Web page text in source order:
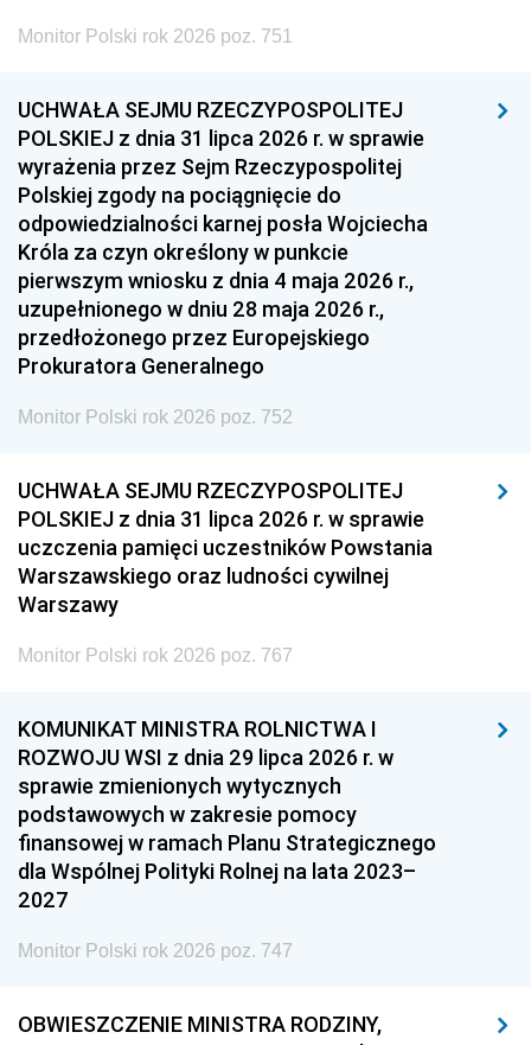
Monitor Polski rok 2026 poz. 751
UCHWAŁA SEJMU RZECZYPOSPOLITEJ
POLSKIEJ z dnia 31 lipca 2026 r. w sprawie
wyrażenia przez Sejm Rzeczypospolitej
Polskiej zgody na pociągnięcie do
odpowiedzialności karnej posła Wojciecha
Króla za czyn określony w punkcie
pierwszym wniosku z dnia 4 maja 2026 r.,
uzupełnionego w dniu 28 maja 2026 r.,
przedłożonego przez Europejskiego
Prokuratora Generalnego
Monitor Polski rok 2026 poz. 752
UCHWAŁA SEJMU RZECZYPOSPOLITEJ
POLSKIEJ z dnia 31 lipca 2026 r. w sprawie
uczczenia pamięci uczestników Powstania
Warszawskiego oraz ludności cywilnej
Warszawy
Monitor Polski rok 2026 poz. 767
KOMUNIKAT MINISTRA ROLNICTWA I
ROZWOJU WSI z dnia 29 lipca 2026 r. w
sprawie zmienionych wytycznych
podstawowych w zakresie pomocy
finansowej w ramach Planu Strategicznego
dla Wspólnej Polityki Rolnej na lata 2023–
2027
Monitor Polski rok 2026 poz. 747
OBWIESZCZENIE MINISTRA RODZINY,